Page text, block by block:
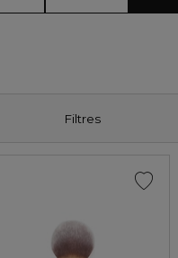
Filtres